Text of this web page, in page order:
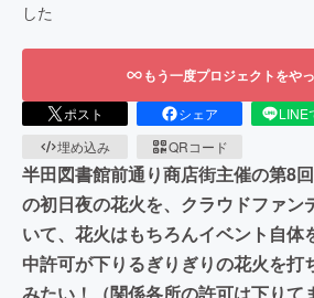
した
もう一度プロジェクトをや
ポスト シェア LINE
埋め込み
QRコード
半田図書館前通り商店街主催の第8
の初日夜の花火を、クラウドファン
いて、花火はもちろんイベント自体
中許可が下りるぎりぎりの花火を打